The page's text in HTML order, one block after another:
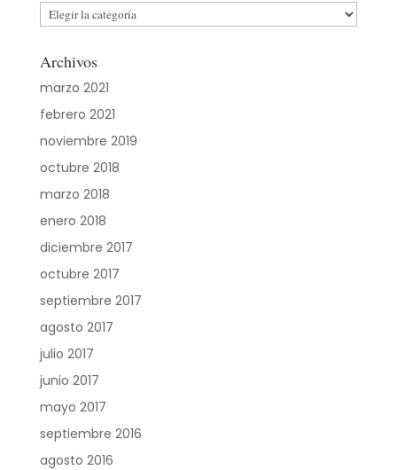
Categorías
Archivos
marzo 2021
febrero 2021
noviembre 2019
octubre 2018
marzo 2018
enero 2018
diciembre 2017
octubre 2017
septiembre 2017
agosto 2017
julio 2017
junio 2017
mayo 2017
septiembre 2016
agosto 2016